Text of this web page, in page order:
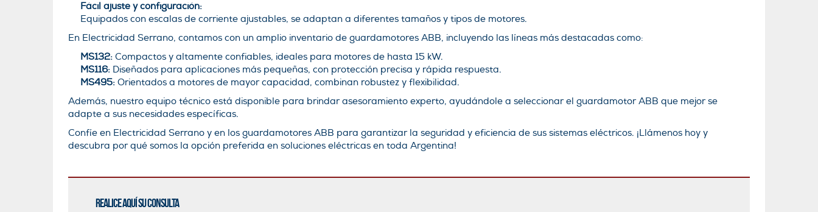
Fácil ajuste y configuración:
Equipados con escalas de corriente ajustables, se adaptan a diferentes tamaños y tipos de motores.
En Electricidad Serrano, contamos con un amplio inventario de guardamotores ABB, incluyendo las líneas más destacadas como:
MS132: Compactos y altamente confiables, ideales para motores de hasta 15 kW.
MS116: Diseñados para aplicaciones más pequeñas, con protección precisa y rápida respuesta.
MS495: Orientados a motores de mayor capacidad, combinan robustez y flexibilidad.
Además, nuestro equipo técnico está disponible para brindar asesoramiento experto, ayudándole a seleccionar el guardamotor ABB que mejor se
adapte a sus necesidades específicas.
Confíe en Electricidad Serrano y en los guardamotores ABB para garantizar la seguridad y eficiencia de sus sistemas eléctricos. ¡Llámenos hoy y
descubra por qué somos la opción preferida en soluciones eléctricas en toda Argentina!
Realice aquí su consulta